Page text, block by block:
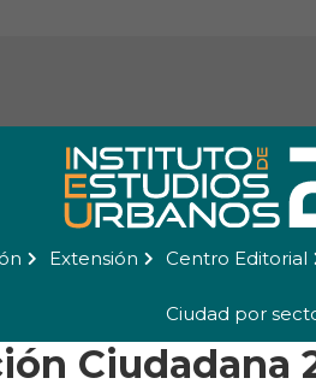
Extensión Centro Editorial
Ciudad por
Ciudadana